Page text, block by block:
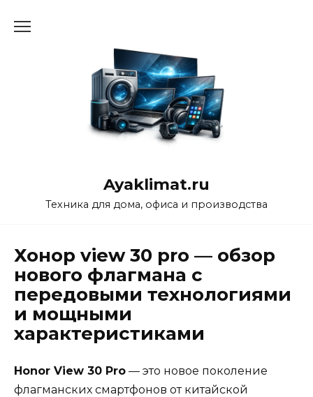
Ayaklimat.ru
Техника для дома, офиса и производства
Хонор view 30 pro — обзор
нового флагмана с
передовыми технологиями
и мощными
характеристиками
Honor View 30 Pro — это новое поколение
флагманских смартфонов от китайской